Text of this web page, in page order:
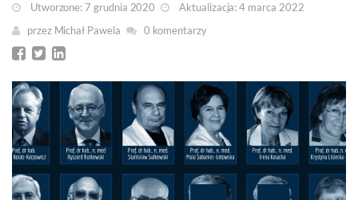
Utworzone: 7 grudnia 2020
Aktualizacja: 4 marca 2022
przez Michał Pawela 0 komentarzy